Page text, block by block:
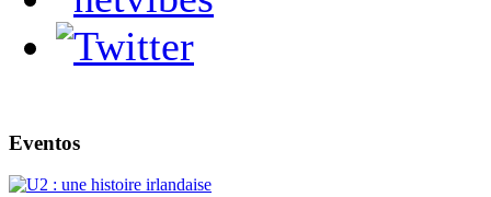
Eventos